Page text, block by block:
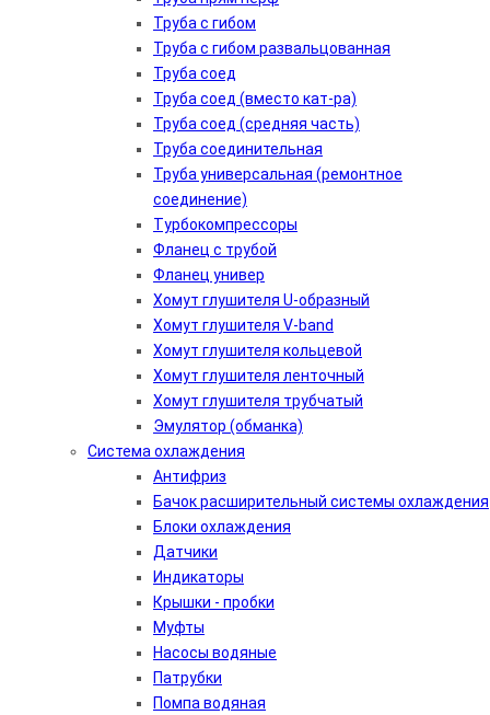
Труба с гибом
Труба с гибом развальцованная
Труба соед
Труба соед (вместо кат-ра)
Труба соед (средняя часть)
Труба соединительная
Труба универсальная (ремонтное
соединение)
Турбокомпрессоры
Фланец с трубой
Фланец универ
Хомут глушителя U-образный
Хомут глушителя V-band
Хомут глушителя кольцевой
Хомут глушителя ленточный
Хомут глушителя трубчатый
Эмулятор (обманка)
Система охлаждения
Антифриз
Бачок расширительный системы охлаждения
Блоки охлаждения
Датчики
Индикаторы
Крышки - пробки
Муфты
Насосы водяные
Патрубки
Помпа водяная